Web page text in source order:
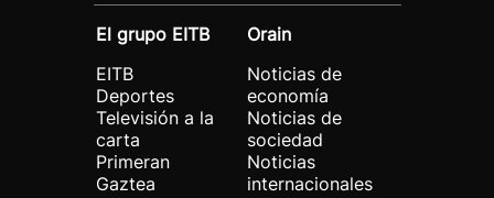
El grupo EITB
EITB
Deportes
Televisión a la
carta
Primeran
Gaztea
Orain
Noticias de
economía
Noticias de
sociedad
Noticias
internacionales